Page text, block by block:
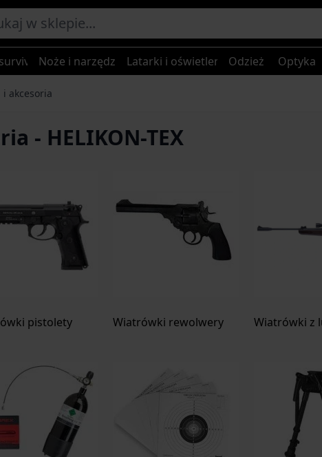
Noże i narzędzia Latarki i oświetlenieOdzież Optyka
akcesoria
- HELIKON-TEX
pistolety Wiatrówki rewolwery Wiatrówki z